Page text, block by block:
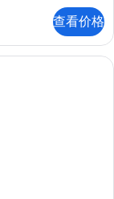
查看价格